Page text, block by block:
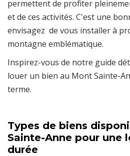
permettent de profiter
et de ces activités. C'est une
envisagez de vous installer à
montagne emblématique.
Inspirez-vous de notre guide
louer un bien au Mont Sainte-
terme.
Types de biens
Sainte-Anne pour une
durée